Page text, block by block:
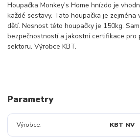
Houpačka Monkey's Home hnízdo je
každé sestavy. Tato houpačka je zejména
dětí. Nosnost této houpačky je 150kg.
bezpečnostností a jakostní certifikace pro
sektoru. Výrobce KBT.
Parametry
Výrobce KBT NV